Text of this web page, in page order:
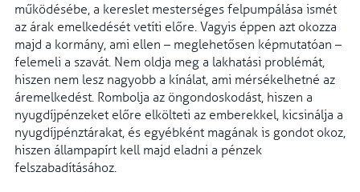
működésébe, a kereslet mesterséges felpumpálása ismét
az árak emelkedését vetíti előre. Vagyis éppen azt okozza
majd a kormány, ami ellen – meglehetősen képmutatóan –
felemeli a szavát. Nem oldja meg a lakhatási problémát,
hiszen nem lesz nagyobb a kínálat, ami mérsékelhetné az
áremelkedést. Rombolja az öngondoskodást, hiszen a
nyugdíjpénzeket előre elkölteti az emberekkel, kicsinálja a
nyugdíjpénztárakat, és egyébként magának is gondot okoz,
hiszen állampapírt kell majd eladni a pénzek
felszabadításához.